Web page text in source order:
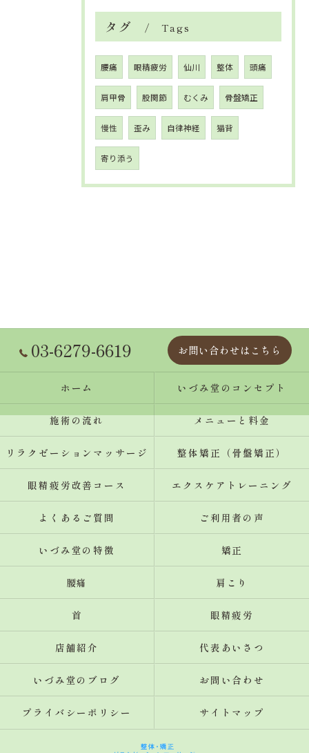
タグ Tags
腰痛 眼精疲労 仙川 整体 頭痛
肩甲骨 股関節 むくみ 骨盤矯正
慢性 歪み 自律神経 猫背
寄り添う
03-6279-6619 お問い合わせはこちら
ホーム いづみ堂のコンセプト
施術の流れ メニューと料金
リラクゼーションマッサージ 整体矯正（骨盤矯正）
眼精疲労改善コース エクスケアトレーニング
よくあるご質問 ご利用者の声
いづみ堂の特徴 矯正
腰痛 肩こり
首 眼精疲労
店舗紹介 代表あいさつ
いづみ堂のブログ お問い合わせ
プライバシーポリシー サイトマップ